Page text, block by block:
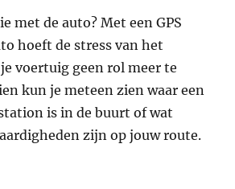
met de auto? Met een GPS
hoeft de stress van het
voertuig geen rol meer te
kun je meteen zien waar een
is in de buurt of wat
zijn op jouw route.